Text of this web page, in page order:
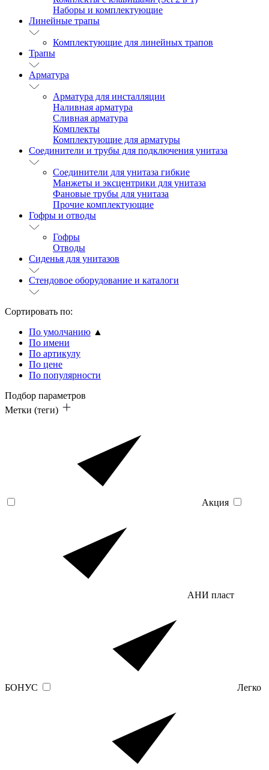
Наборы и комплектующие
Линейные трапы
Комплектующие для линейных трапов
Трапы
Арматура
Арматура для инсталляции
Наливная арматура
Сливная арматура
Комплекты
Комплектующие для арматуры
Соединители и трубы для подключения унитаза
Соединители для унитаза гибкие
Манжеты и эксцентрики для унитаза
Фановые трубы для унитаза
Прочие комплектующие
Гофры и отводы
Гофры
Отводы
Сиденья для унитазов
Стендовое оборудование и каталоги
Сортировать по:
По умолчанию ▲
По имени
По артикулу
По цене
По популярности
Подбор параметров
Метки (теги)
Акция
АНИ пласт
БОНУС Легко